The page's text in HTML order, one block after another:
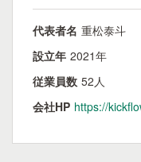
代表者名 重松泰斗
設立年 2021年
従業員数 52人
会社HP https://